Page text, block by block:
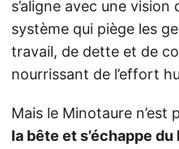
s’aligne avec une
système qui piège les
travail, de dette et de
nourrissant de l’effort
Mais le Minotaure n’est
la bête et s’échappe